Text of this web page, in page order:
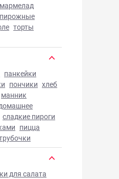
мармелад
пирожные
торты
панкейки
пончики хлеб
манник
сладкие пироги
пицца
для салата